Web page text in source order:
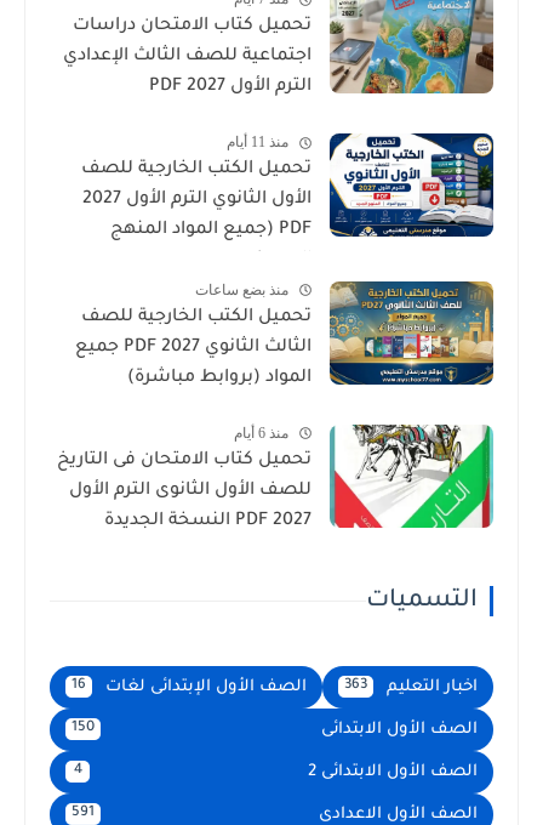
تحميل كتاب الامتحان دراسات
اجتماعية للصف الثالث الإعدادي
الترم الأول 2027 PDF
منذ 11 أيام
تحميل الكتب الخارجية للصف
الأول الثانوي الترم الأول 2027
PDF (جميع المواد المنهج
منذ بضع ساعات
تحميل الكتب الخارجية للصف
الثالث الثانوي 2027 PDF جميع
المواد (بروابط مباشرة)
منذ 6 أيام
تحميل كتاب الامتحان فى التاريخ
للصف الأول الثانوى الترم الأول
2027 PDF النسخة الجديدة
التسميات
اخبار التعليم 363 الصف الأول الإبتدائى لغات 16
الصف الأول الابتدائى 150
الصف الأول الابتدائى 2 4
الصف الأول الاعدادى 591